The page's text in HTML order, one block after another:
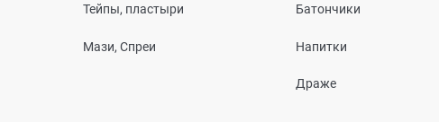
Тейпы, пластыри
Мази, Спреи
Батончики
Напитки
Драже